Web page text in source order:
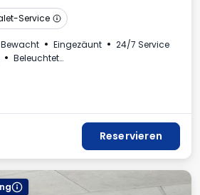
Service
Bewacht Eingezäunt
24/7 Service
Beleuchtet
Reservieren